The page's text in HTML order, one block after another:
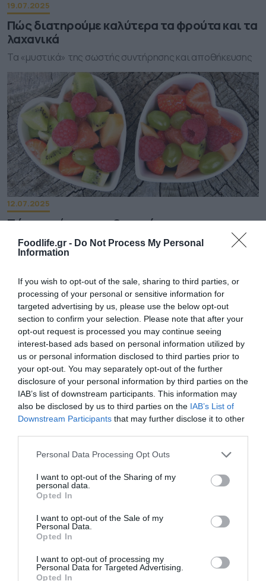
Foodlife.gr - Do Not Process My Personal
Information
If you wish to opt-out of the sale, sharing to third parties, or
processing of your personal or sensitive information for
targeted advertising by us, please use the below opt-out
section to confirm your selection. Please note that after your
opt-out request is processed you may continue seeing
interest-based ads based on personal information utilized by
us or personal information disclosed to third parties prior to
your opt-out. You may separately opt-out of the further
disclosure of your personal information by third parties on the
IAB’s list of downstream participants. This information may
also be disclosed by us to third parties on the IAB’s List of
Downstream Participants that may further disclose it to other
Please note that this website/app uses one or more Google
not limited to your visit or usage behaviour. You may click to
grant or deny consent to Google and its third-party tags to
use your data for below specified purposes in below Google
consent section.
Personal Data Processing Opt Outs
I want to opt-out of the Sharing of my
personal data.
Opted In
I want to opt-out of the Sale of my
Personal Data.
Opted In
I want to opt-out of processing my
Personal Data for Targeted Advertising.
Opted In
19.07.2025
Πώς διατηρούμε καλύτερα τα φρούτα και τα
λαχανικά
Τα «μυστικά» της σωστής συντήρησης και αποθήκευσης
12.07.2025
Πώς κινούνται οι εξαγωγές των
καλοκαιρινών φρούτων και λαχανικών
Οι ποσότητες καρπουζιών ανέρχονται σε 189.505 τόνους
12.06.2025
Φρούτα – λαχανικά: Ελαφρώς μειωμένες οι
συνεχή ανάπτυξη του ξένου ανταγωνισμού τόσο στην
χώρα μας όσο και στις λοιπές κοινοτικές αγορές»
σημειώνει ο κειδικός σύμβουλος του INCOFRUIT-HELLAS